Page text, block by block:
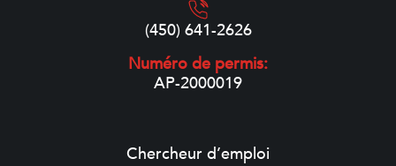
(450) 641-2626
Numéro de permis:
AP-2000019
Chercheur d’emploi